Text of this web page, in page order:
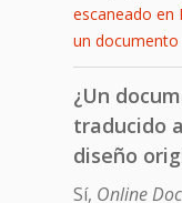
escaneado en
un documento
¿Un
traducido
diseño
Sí, Online